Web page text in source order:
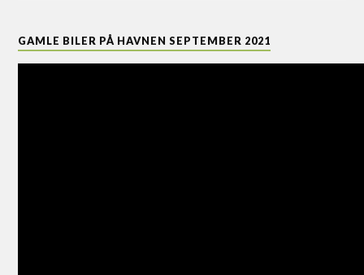
GAMLE BILER PÅ HAVNEN SEPTEMBER 2021